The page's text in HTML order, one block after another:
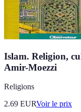
Islam. Religion,
Amir-Moezzi
Religions
2.69 EURVoir le prix